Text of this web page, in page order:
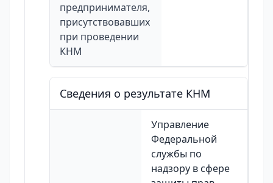
предпринимателя,
присутствовавших
при проведении
КНМ
Сведения о результате КНМ
Управление
Федеральной
службы по
надзору в сфере